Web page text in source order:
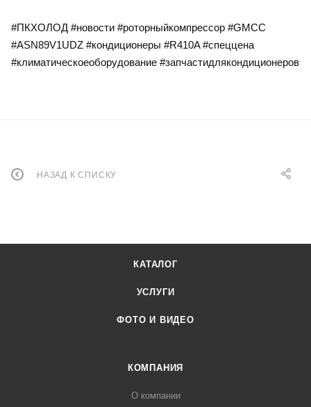
#ПКХОЛОД #новости #роторныйкомпрессор #GMCC
#ASN89V1UDZ #кондиционеры #R410A #спеццена
#климатическоеоборудование #запчастидлякондиционеров
НАЗАД К СПИСКУ
КАТАЛОГ
УСЛУГИ
ФОТО И ВИДЕО
КОМПАНИЯ
О компании